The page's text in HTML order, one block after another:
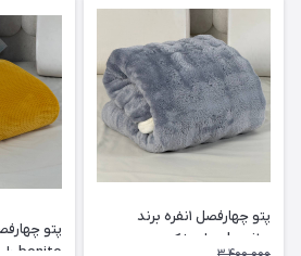
پتو چهارفصل ۱نفره برند
bonito مدل پفکی
bonito طرح وافل